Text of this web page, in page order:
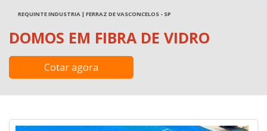
REQUINTE INDUSTRIA | FERRAZ DE VASCONCELOS - SP
DOMOS EM FIBRA DE VIDRO
Cotar agora